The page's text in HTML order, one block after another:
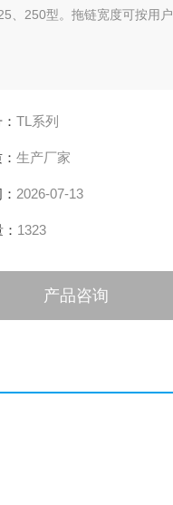
、250型。拖链宽度可按用
TL系列
生产厂家
2026-07-13
1323
产品咨询